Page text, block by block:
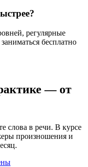
регулярные
бесплатно
— от
слова в речи. В курсе
произношения и